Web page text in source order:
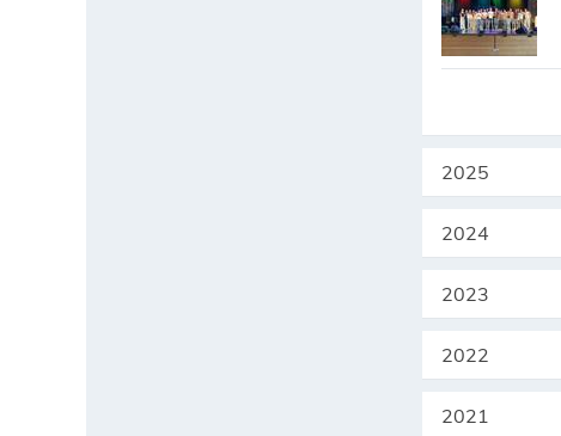
2025
2024
2023
2022
2021